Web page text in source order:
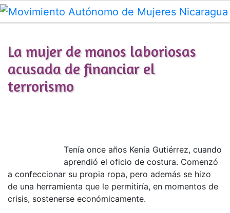
Skip to main content
La mujer de manos laboriosas
acusada de financiar el
terrorismo
Tenía once años Kenia Gutiérrez, cuando
aprendió el oficio de costura. Comenzó
a confeccionar su propia ropa, pero además se hizo
de una herramienta que le permitiría, en momentos de
crisis, sostenerse económicamente.